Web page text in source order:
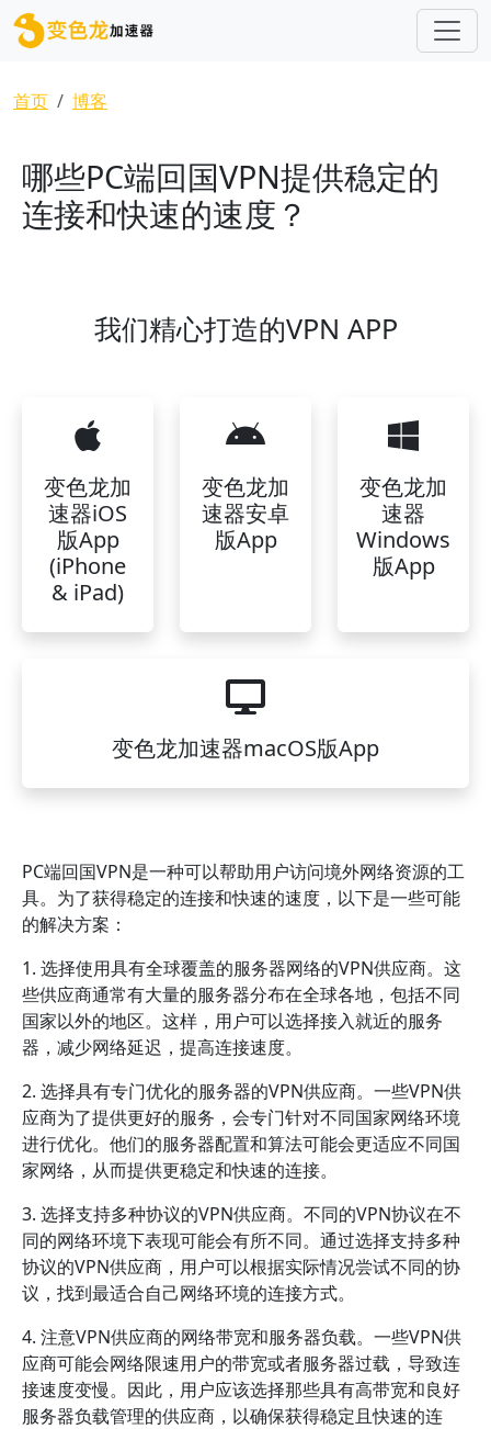
跳转到主要内容
面包屑
首页 博客
哪些PC端回国VPN提供稳定的
连接和快速的速度？
我们精心打造的VPN APP
变色龙加
速器iOS
版App
(iPhone
& iPad)
变色龙加
速器安卓
版App
变色龙加
速器
Windows
版App
变色龙加速器macOS版App
PC端回国VPN是一种可以帮助用户访问境外网络资源的工
具。为了获得稳定的连接和快速的速度，以下是一些可能
的解决方案：
1. 选择使用具有全球覆盖的服务器网络的VPN供应商。这
些供应商通常有大量的服务器分布在全球各地，包括不同
国家以外的地区。这样，用户可以选择接入就近的服务
器，减少网络延迟，提高连接速度。
2. 选择具有专门优化的服务器的VPN供应商。一些VPN供
应商为了提供更好的服务，会专门针对不同国家网络环境
进行优化。他们的服务器配置和算法可能会更适应不同国
家网络，从而提供更稳定和快速的连接。
3. 选择支持多种协议的VPN供应商。不同的VPN协议在不
同的网络环境下表现可能会有所不同。通过选择支持多种
协议的VPN供应商，用户可以根据实际情况尝试不同的协
议，找到最适合自己网络环境的连接方式。
4. 注意VPN供应商的网络带宽和服务器负载。一些VPN供
应商可能会网络限速用户的带宽或者服务器过载，导致连
接速度变慢。因此，用户应该选择那些具有高带宽和良好
服务器负载管理的供应商，以确保获得稳定且快速的连